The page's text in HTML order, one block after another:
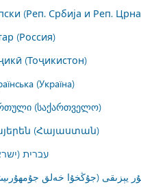
(Реп. Србија и Реп.
(Россия)
(Тоҷикистон)
(Україна)
(საქართველო)
(Հայաստան)
עברית
يېزىقى (جۇڭخۇا خەلق